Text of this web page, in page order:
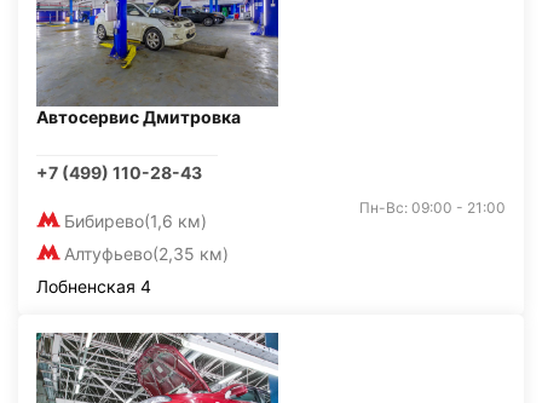
Автосервис Дмитровка
+7 (499) 110-28-43
Бибирево(1,6 км)
Алтуфьево(2,35 км)
Пн-Вс: 09:00 - 21:00
Лобненская 4